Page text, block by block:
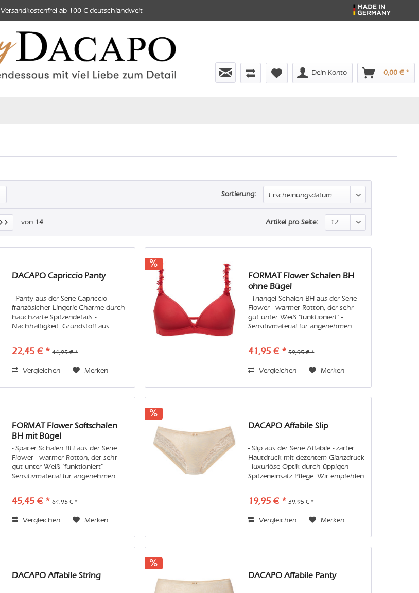
Versandkostenfrei ab 100 € deutschlandweit
Dein Konto 0,00 € *
Sortierung:
von 14 Artikel pro Seite:
DACAPO Capriccio Panty
- Panty aus der Serie Capriccio -
französicher Lingerie-Charme durch
hauchzarte Spitzendetails -
Nachhaltigkeit: Grundstoff aus
Maschine den Feinwaschgang im
22,45 € * 44,95 € *
Vergleichen Merken
FORMAT Flower Schalen BH
ohne Bügel
- Triangel Schalen BH aus der Serie
Flower - warmer Rotton, der sehr
gut unter Weiß "funktioniert" -
Sensitivmaterial für angenehmen
empfehlen Handwäsche oder in
41,95 € * 59,95 € *
Vergleichen Merken
FORMAT Flower Softschalen
BH mit Bügel
- Spacer Schalen BH aus der Serie
Flower - warmer Rotton, der sehr
gut unter Weiß "funktioniert" -
Sensitivmaterial für angenehmen
empfehlen Handwäsche oder in der
45,45 € * 64,95 € *
Vergleichen Merken
DACAPO Affabile Slip
- Slip aus der Serie Affabile - zarter
Hautdruck mit dezentem Glanzdruck
- luxuriöse Optik durch üppigen
Spitzeneinsatz Pflege: Wir empfehlen
Vermeiden Sie bitte...
19,95 € * 39,95 € *
Vergleichen Merken
DACAPO Affabile String DACAPO Affabile Panty